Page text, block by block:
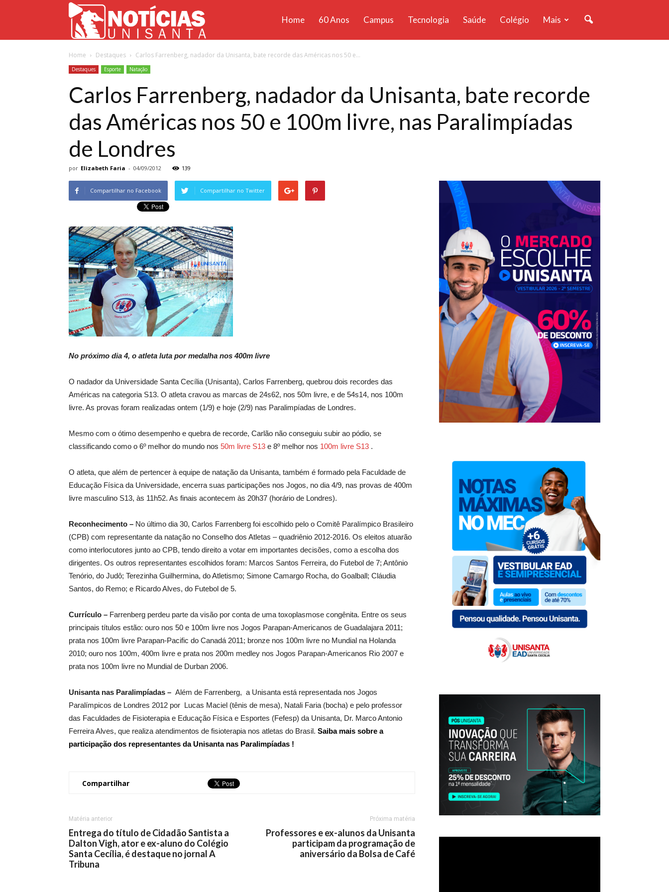
Unisanta
Home 60 Anos Campus Tecnologia Saúde Colégio Mais
Home Destaques Carlos Farrenberg, nadador da Unisanta, bate recorde das Américas nos 50 e...
Destaques Esporte Natação
Carlos Farrenberg, nadador da Unisanta, bate recorde
das Américas nos 50 e 100m livre, nas Paralimpíadas
de Londres
por Elizabeth Faria - 04/09/2012 139
Compartilhar no Facebook Compartilhar no Twitter
No próximo dia 4, o atleta luta por medalha nos 400m livre
O nadador da Universidade Santa Cecília (Unisanta), Carlos Farrenberg, quebrou dois recordes das
Américas na categoria S13. O atleta cravou as marcas de 24s62, nos 50m livre, e de 54s14, nos 100m
livre. As provas foram realizadas ontem (1/9) e hoje (2/9) nas Paralimpíadas de Londres.
Mesmo com o ótimo desempenho e quebra de recorde, Carlão não conseguiu subir ao pódio, se
classificando como o 6º melhor do mundo nos 50m livre S13 e 8º melhor nos 100m livre S13 .
O atleta, que além de pertencer à equipe de natação da Unisanta, também é formado pela Faculdade de
Educação Física da Universidade, encerra suas participações nos Jogos, no dia 4/9, nas provas de 400m
livre masculino S13, às 11h52. As finais acontecem às 20h37 (horário de Londres).
Reconhecimento – No último dia 30, Carlos Farrenberg foi escolhido pelo o Comitê Paralímpico Brasileiro
(CPB) com representante da natação no Conselho dos Atletas – quadriênio 2012-2016. Os eleitos atuarão
como interlocutores junto ao CPB, tendo direito a votar em importantes decisões, como a escolha dos
dirigentes. Os outros representantes escolhidos foram: Marcos Santos Ferreira, do Futebol de 7; Antônio
Tenório, do Judô; Terezinha Guilhermina, do Atletismo; Simone Camargo Rocha, do Goalball; Cláudia
Santos, do Remo; e Ricardo Alves, do Futebol de 5.
Currículo – Farrenberg perdeu parte da visão por conta de uma toxoplasmose congênita. Entre os seus
principais títulos estão: ouro nos 50 e 100m livre nos Jogos Parapan-Americanos de Guadalajara 2011;
prata nos 100m livre Parapan-Pacific do Canadá 2011; bronze nos 100m livre no Mundial na Holanda
2010; ouro nos 100m, 400m livre e prata nos 200m medley nos Jogos Parapan-Americanos Rio 2007 e
prata nos 100m livre no Mundial de Durban 2006.
Unisanta nas Paralimpíadas – Além de Farrenberg, a Unisanta está representada nos Jogos
Paralímpicos de Londres 2012 por Lucas Maciel (tênis de mesa), Natali Faria (bocha) e pelo professor
das Faculdades de Fisioterapia e Educação Física e Esportes (Fefesp) da Unisanta, Dr. Marco Antonio
Ferreira Alves, que realiza atendimentos de fisioterapia nos atletas do Brasil. Saiba mais sobre a
participação dos representantes da Unisanta nas Paralimpíadas !
Compartilhar
Matéria anterior
Entrega do título de Cidadão Santista a
Dalton Vigh, ator e ex-aluno do Colégio
Santa Cecília, é destaque no jornal A
Tribuna
Próxima matéria
Professores e ex-alunos da Unisanta
participam da programação de
aniversário da Bolsa de Café